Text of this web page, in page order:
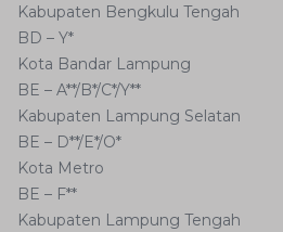
Kabupaten Bengkulu Tengah
BD – Y*
Kota Bandar Lampung
BE – A**/B*/C*/Y**
Kabupaten Lampung Selatan
BE – D**/E*/O*
Kota Metro
BE – F**
Kabupaten Lampung Tengah